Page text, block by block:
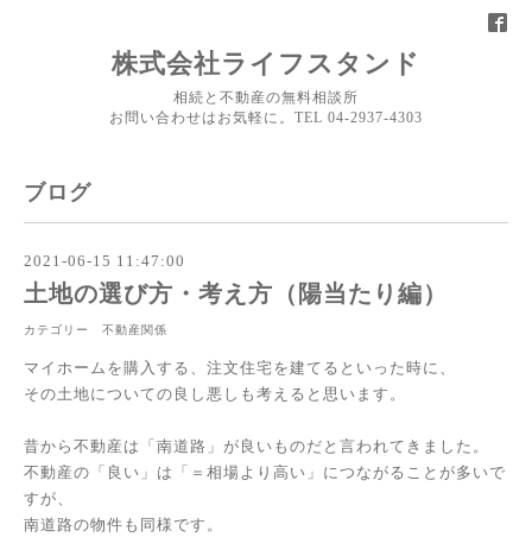
株式会社ライフスタンド
相続と不動産の無料相談所
お問い合わせはお気軽に。TEL 04-2937-4303
ブログ
2021-06-15 11:47:00
土地の選び方・考え方（陽当たり編）
カテゴリー 不動産関係
マイホームを購入する、注文住宅を建てるといった時に、
その土地についての良し悪しも考えると思います。
昔から不動産は「南道路」が良いものだと言われてきました。
不動産の「良い」は「＝相場より高い」につながることが多いで
すが、
南道路の物件も同様です。